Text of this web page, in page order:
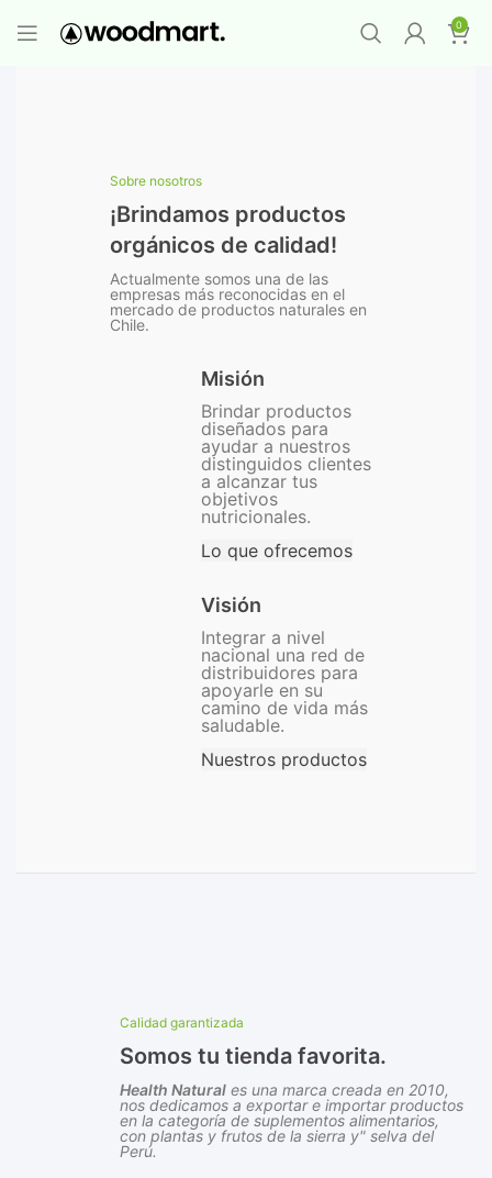
0
Sobre nosotros
¡Brindamos productos
orgánicos de calidad!
Actualmente somos una de las
empresas más reconocidas en el
mercado de productos naturales en
Chile.
Misión
Brindar productos
diseñados para
ayudar a nuestros
distinguidos clientes
a alcanzar tus
objetivos
nutricionales.
Lo que ofrecemos
Visión
Integrar a nivel
nacional una red de
distribuidores para
apoyarle en su
camino de vida más
saludable.
Nuestros productos
Calidad garantizada
Somos tu tienda favorita.
Health Naturales una marca creada en 2010,
nos dedicamos a exportar e importar productos
en la categoría de suplementos alimentarios,
con plantas y frutos de la sierra y" selva del
Perú.
Premium-Compra 12 unidades y llévate 1
GRATIS ¡LO QUIERO YA